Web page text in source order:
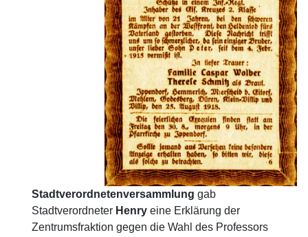
Stadtverordnetenversammlung gab
Stadtverordneter Henry eine Erklärung der
Zentrumsfraktion gegen die Wahl des Professors